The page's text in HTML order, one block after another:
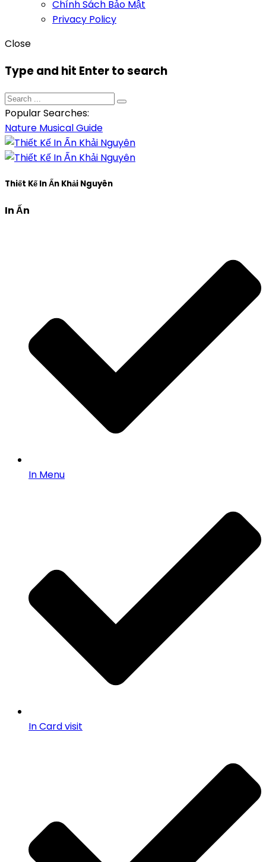
Chính Sách Bảo Mật
Privacy Policy
Close
Type and hit Enter to search
Popular Searches:
Nature MusicalGuide
Thiết Kế In Ấn Khải Nguyên
In Ấn
In Menu
In Card visit